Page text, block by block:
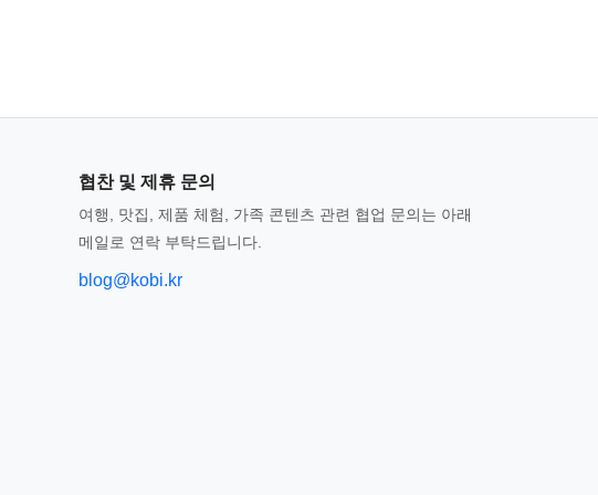
협찬 및 제휴 문의
여행, 맛집, 제품 체험, 가족 콘텐츠 관련 협업 문의는 아래
메일로 연락 부탁드립니다.
blog@kobi.kr